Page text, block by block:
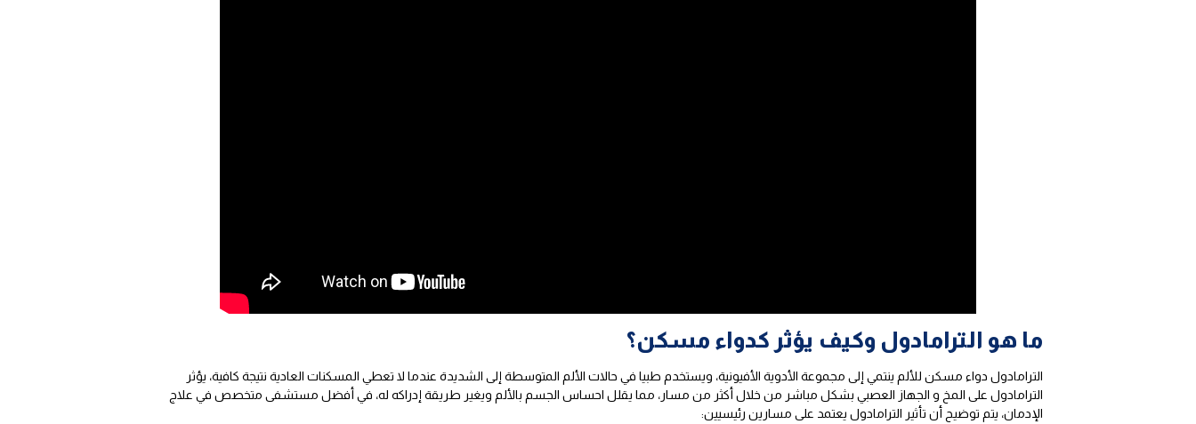
ما هو الترامادول وكيف يؤثر كدواء مسكن؟
الترامادول دواء مسكن للألم ينتمي إلى مجموعة الأدوية الأفيونية، ويستخدم طبيا في حالات الألم المتوسطة إلى الشديدة عندما لا تعطي المسكنات العادية نتيجة كافية، يؤثر
الترامادول على المخ و الجهاز العصبي بشكل مباشر من خلال أكثر من مسار، مما يقلل احساس الجسم بالألم ويغير طريقة إدراكه له، في أفضل مستشفى متخصص في علاج
الإدمان، يتم توضيح أن تأثير الترامادول يعتمد على مسارين رئيسيين: